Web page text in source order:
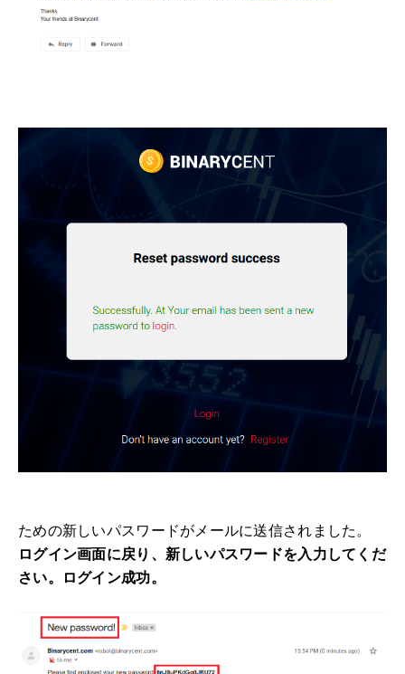
ための新しいパスワードがメールに送信されました 。
ログイン画面に戻り、新しいパスワードを入力してくだ
さい。
ログイン成功。